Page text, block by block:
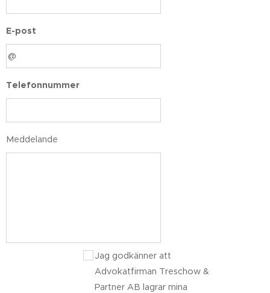
E-post
Telefonnummer
Meddelande
Jag godkänner att
Advokatfirman Treschow &
Partner AB lagrar mina